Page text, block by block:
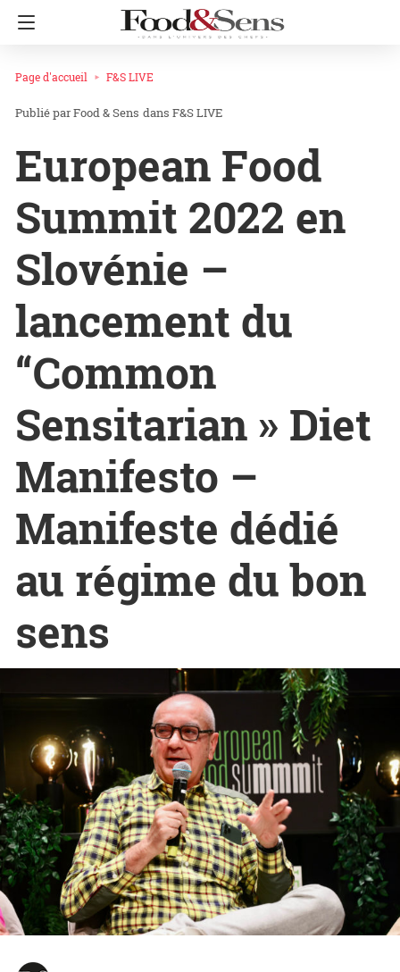
Page d'accueil F&S LIVE
Food & Sens dans F&S LIVE
European Food
Summit 2022 en
Slovénie –
lancement du
“Common
Sensitarian » Diet
Manifesto –
Manifeste dédié
au régime du bon
sens